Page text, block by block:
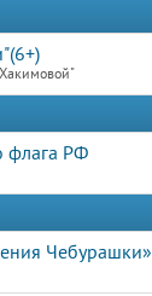
флага РФ
Чебурашки»